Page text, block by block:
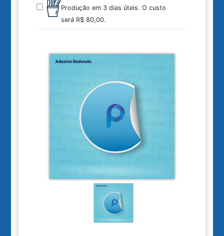
Produção em 3 dias úteis. O custo
será R$ 80,00.